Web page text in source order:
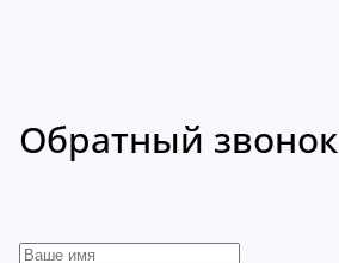
Обратный звонок